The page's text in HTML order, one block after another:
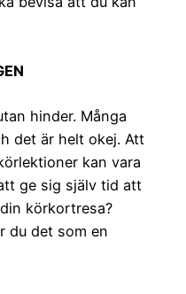
hinder. Många
det är helt okej. Att
kan vara
ge sig själv tid att
körkortresa?
du det som en